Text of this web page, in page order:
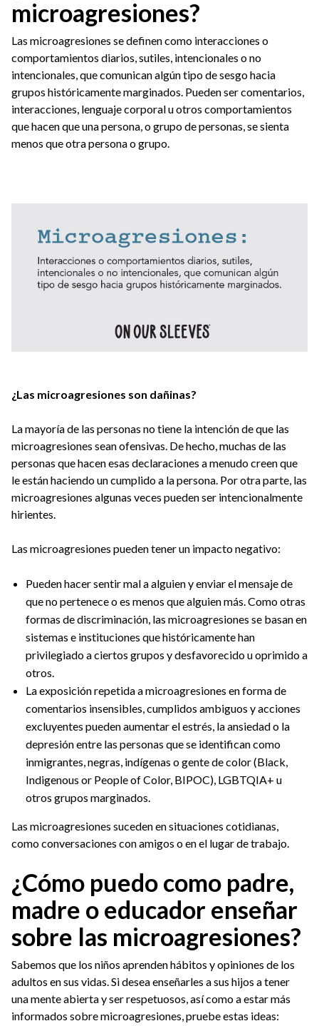
microagresiones?
Las microagresiones se definen como interacciones o
comportamientos diarios, sutiles, intencionales o no
intencionales, que comunican algún tipo de sesgo hacia
grupos históricamente marginados. Pueden ser comentarios,
interacciones, lenguaje corporal u otros comportamientos
que hacen que una persona, o grupo de personas, se sienta
menos que otra persona o grupo.
¿Las microagresiones son dañinas?
La mayoría de las personas no tiene la intención de que las
microagresiones sean ofensivas. De hecho, muchas de las
personas que hacen esas declaraciones a menudo creen que
le están haciendo un cumplido a la persona. Por otra parte, las
microagresiones algunas veces pueden ser intencionalmente
hirientes.
Las microagresiones pueden tener un impacto negativo:
Pueden hacer sentir mal a alguien y enviar el mensaje de
que no pertenece o es menos que alguien más. Como otras
formas de discriminación, las microagresiones se basan en
sistemas e instituciones que históricamente han
privilegiado a ciertos grupos y desfavorecido u oprimido a
otros.
La exposición repetida a microagresiones en forma de
comentarios insensibles, cumplidos ambiguos y acciones
excluyentes pueden aumentar el estrés, la ansiedad o la
depresión entre las personas que se identifican como
inmigrantes, negras, indígenas o gente de color (Black,
Indigenous or People of Color, BIPOC), LGBTQIA+ u
otros grupos marginados.
Las microagresiones suceden en situaciones cotidianas,
como conversaciones con amigos o en el lugar de trabajo.
¿Cómo puedo como padre,
madre o educador enseñar
sobre las microagresiones?
Sabemos que los niños aprenden hábitos y opiniones de los
adultos en sus vidas. Si desea enseñarles a sus hijos a tener
una mente abierta y ser respetuosos, así como a estar más
informados sobre microagresiones, pruebe estas ideas: